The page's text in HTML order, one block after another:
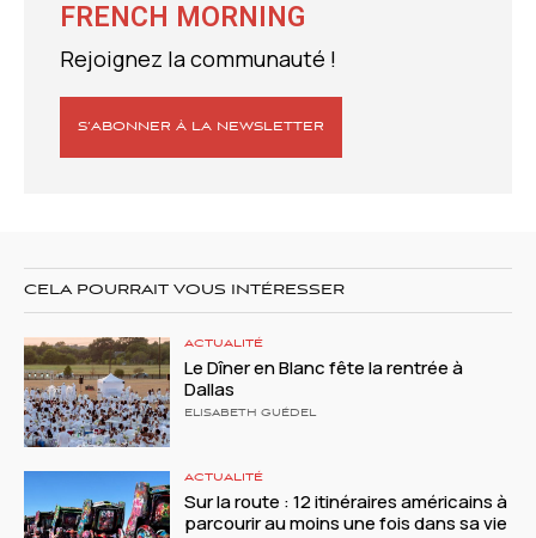
FRENCH MORNING
Rejoignez la communauté !
S’ABONNER À LA NEWSLETTER
CELA POURRAIT VOUS INTÉRESSER
ACTUALITÉ
Le Dîner en Blanc fête la rentrée à
Dallas
ELISABETH GUÉDEL
ACTUALITÉ
Sur la route : 12 itinéraires américains à
parcourir au moins une fois dans sa vie